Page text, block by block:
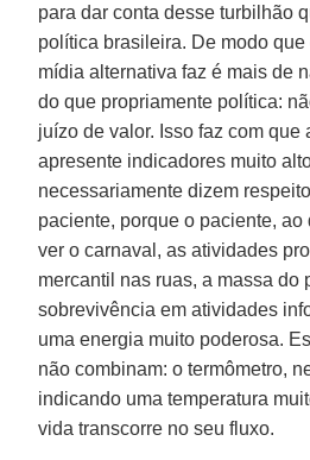
para dar conta desse turbilhão
política brasileira. De modo
mídia alternativa faz é mais de
do que propriamente política:
juízo de valor. Isso faz com que
apresente indicadores muito
necessariamente dizem
paciente, porque o paciente,
ver o carnaval, as atividades
mercantil nas ruas, a massa do
sobrevivência em atividades
uma energia muito poderosa.
não combinam: o termômetro,
indicando uma temperatura
vida transcorre no seu fluxo.